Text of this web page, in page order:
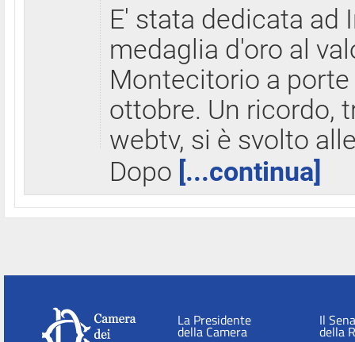
E' stata dedicata ad
medaglia d'oro al
Montecitorio a
ottobre. Un ricordo,
webtv, si è svolto
Dopo [...continua]
La Presidente
della Camera
Il
della